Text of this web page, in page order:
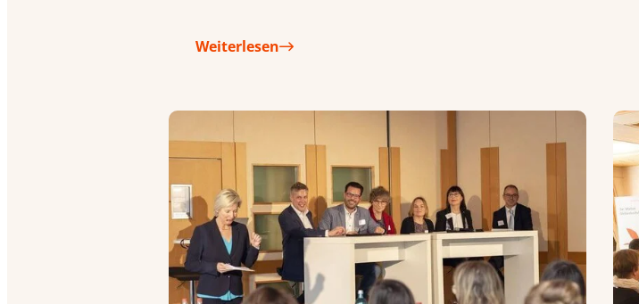
Weiterlesen